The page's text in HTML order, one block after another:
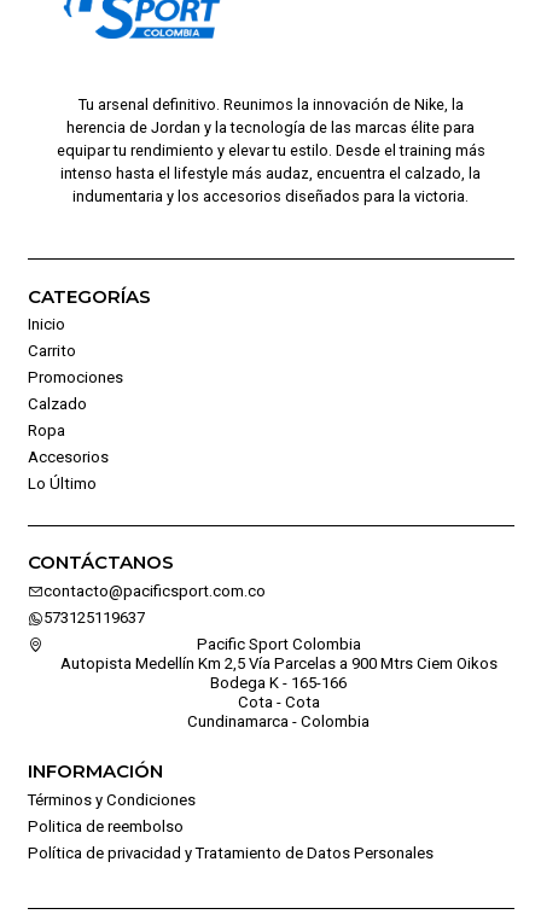
Tu arsenal definitivo. Reunimos la innovación de Nike, la
herencia de Jordan y la tecnología de las marcas élite para
equipar tu rendimiento y elevar tu estilo. Desde el training más
intenso hasta el lifestyle más audaz, encuentra el calzado, la
indumentaria y los accesorios diseñados para la victoria.
CATEGORÍAS
Inicio
Carrito
Promociones
Calzado
Ropa
Accesorios
Lo Último
CONTÁCTANOS
contacto@pacificsport.com.co
573125119637
Pacific Sport Colombia
Autopista Medellín Km 2,5 Vía Parcelas a 900 Mtrs Ciem Oikos
Bodega K - 165-166
Cota - Cota
Cundinamarca - Colombia
INFORMACIÓN
Términos y Condiciones
Politica de reembolso
Política de privacidad y Tratamiento de Datos Personales